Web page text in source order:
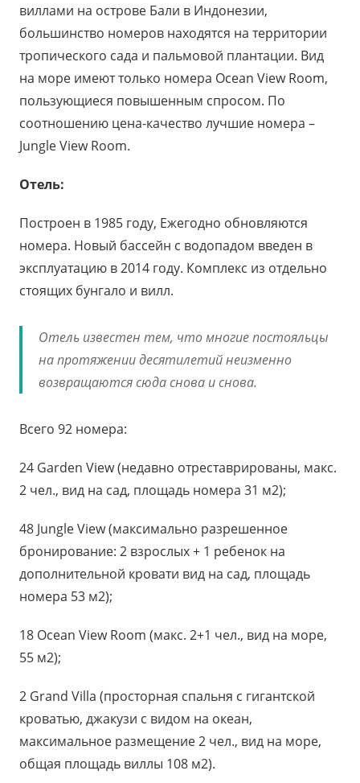
виллами на острове Бали в Индонезии,
большинство номеров находятся на территории
тропического сада и пальмовой плантации. Вид
на море имеют только номера Ocean View Room,
пользующиеся повышенным спросом. По
соотношению цена-качество лучшие номера –
Jungle View Room.
Отель:
Построен в 1985 году, Ежегодно обновляются
номера. Новый бассейн с водопадом введен в
эксплуатацию в 2014 году. Комплекс из отдельно
стоящих бунгало и вилл.
Отель известен тем, что многие постояльцы
на протяжении десятилетий неизменно
возвращаются сюда снова и снова.
Всего 92 номера:
24 Garden View (недавно отреставрированы, макс.
2 чел., вид на сад, площадь номера 31 м2);
48 Jungle View (максимально разрешенное
бронирование: 2 взрослых + 1 ребенок на
дополнительной кровати вид на сад, площадь
номера 53 м2);
18 Ocean View Room (макс. 2+1 чел., вид на море,
55 м2);
2 Grand Villa (просторная спальня с гигантской
кроватью, джакузи с видом на океан,
максимальное размещение 2 чел., вид на море,
общая площадь виллы 108 м2).